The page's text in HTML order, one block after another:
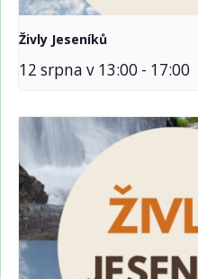
Živly Jeseníků
12 srpna v 13:00 - 17:00